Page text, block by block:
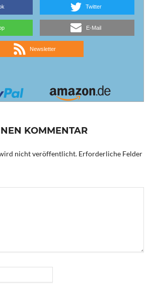
Twitter
E-Mail
Newsletter
KOMMENTAR
nicht veröffentlicht. Erforderliche Felder